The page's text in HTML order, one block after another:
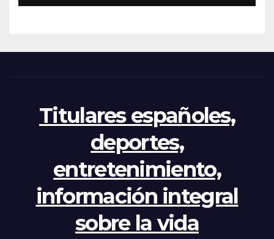
Titulares españoles,
deportes,
entretenimiento,
información integral
sobre la vida